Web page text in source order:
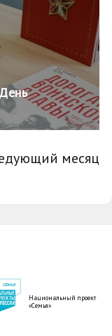
месяц
Национальный проект
«Семья»